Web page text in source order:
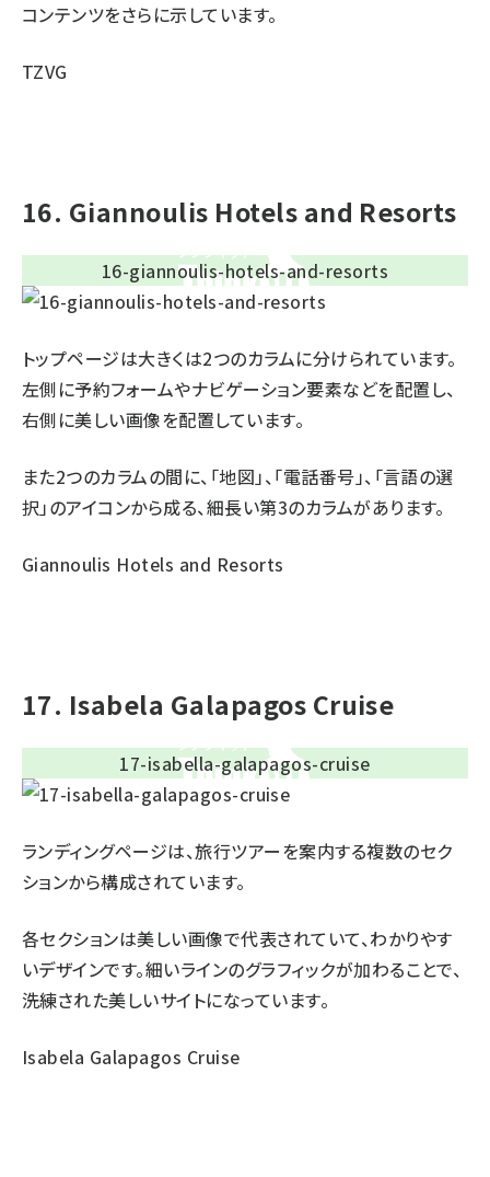
コンテンツをさらに示しています。
TZVG
16. Giannoulis Hotels and Resorts
トップページは大きくは2つのカラムに分けられています。
左側に予約フォームやナビゲーション要素などを配置し、
右側に美しい画像を配置しています。
また2つのカラムの間に、「地図」、「電話番号」、「言語の選
択」のアイコンから成る、細長い第3のカラムがあります。
Giannoulis Hotels and Resorts
17. Isabela Galapagos Cruise
ランディングページは、旅行ツアーを案内する複数のセク
ションから構成されています。
各セクションは美しい画像で代表されていて、わかりやす
いデザインです。細いラインのグラフィックが加わることで、
洗練された美しいサイトになっています。
Isabela Galapagos Cruise